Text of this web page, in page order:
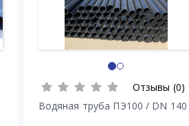
Отзывы (0)
Водяная труба ПЭ100 / DN 140